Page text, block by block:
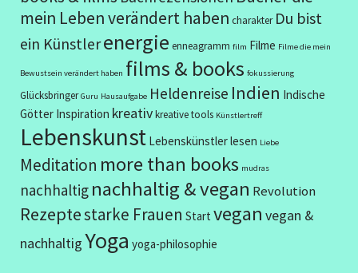
mein Leben verändert haben charakter Du bist
ein Künstlerenergie enneagramm film Filme Filme die mein
Bewustsein verändert haben films & books fokussierung
Glücksbringer Guru Hausaufgabe Heldenreise Indien Indische
Götter Inspiration kreativkreative tools Künstlertreff
Lebenskunst Lebenskünstlerlesen Liebe
Meditation more than books mudras
nachhaltig nachhaltig & vegan Revolution
Rezeptestarke Frauen Start vegan vegan &
nachhaltigYoga yoga-philosophie